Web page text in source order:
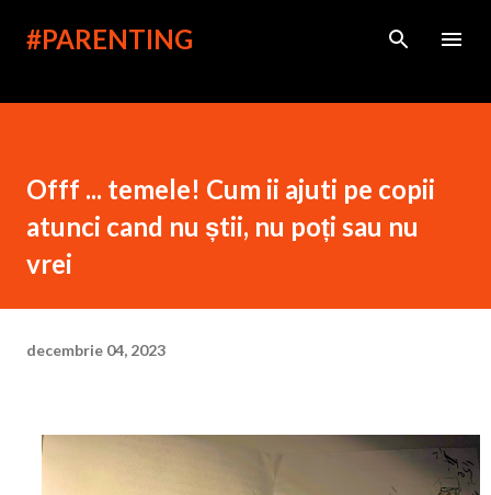
Treceți la conținutul principal
#PARENTING
Offf ... temele! Cum ii ajuti pe copii
atunci cand nu știi, nu poți sau nu
vrei
decembrie 04, 2023